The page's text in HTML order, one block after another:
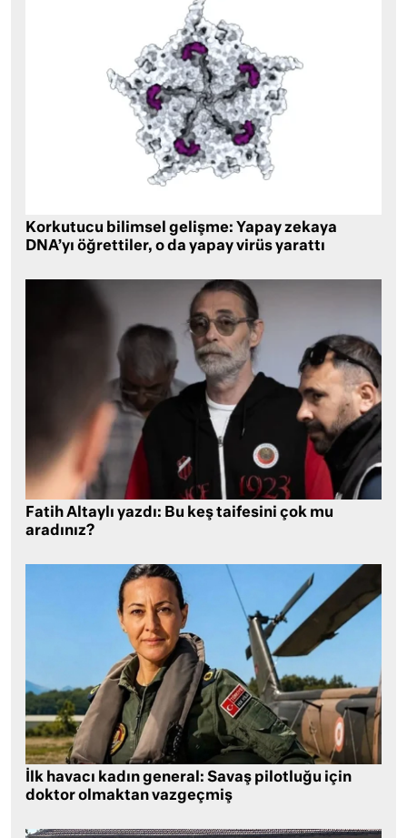
Korkutucu bilimsel gelişme: Yapay zekaya
DNA’yı öğrettiler, o da yapay virüs yarattı
Fatih Altaylı yazdı: Bu keş taifesini çok mu
aradınız?
İlk havacı kadın general: Savaş pilotluğu için
doktor olmaktan vazgeçmiş